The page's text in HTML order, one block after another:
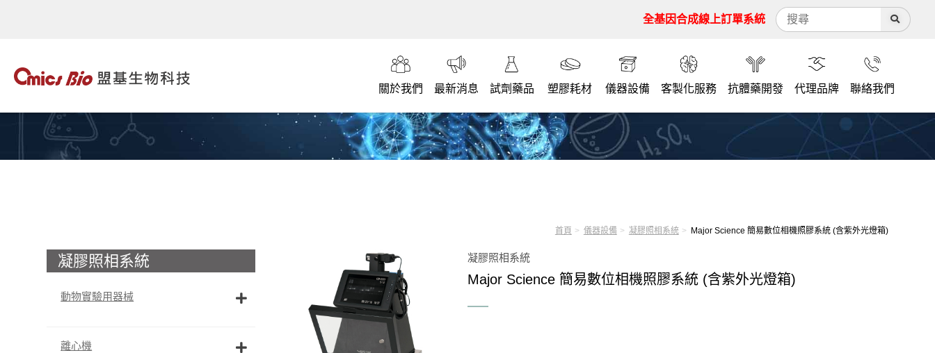
全基因合成線上訂單系統
關於我們 最新消息 試劑藥品 塑膠耗材 儀器設備 客製化服務 抗體藥開發 代理品牌 聯絡我們
首頁 儀器設備 凝膠照相系統 Major Science 簡易數位相機照膠系統 (含紫外光燈箱)
凝膠照相系統
動物實驗用器械
離心機
凝膠照相系統
Major Science 簡易數位相機照膠系統 (含紫外光燈箱)